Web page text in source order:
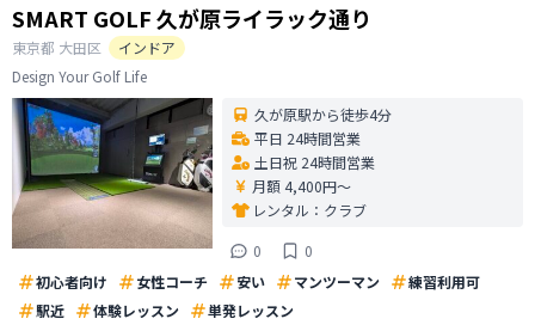
SMART GOLF 久が原ライラック通り
東京都 大田区
インドア
Design Your Golf Life
久が原駅から徒歩4分
平日 24時間営業
土日祝 24時間営業
月額 4,400円〜
レンタル： クラブ
0
0
初心者向け
女性コーチ 安い マンツーマン
練習利用可
駅近
体験レッスン 単発レッスン